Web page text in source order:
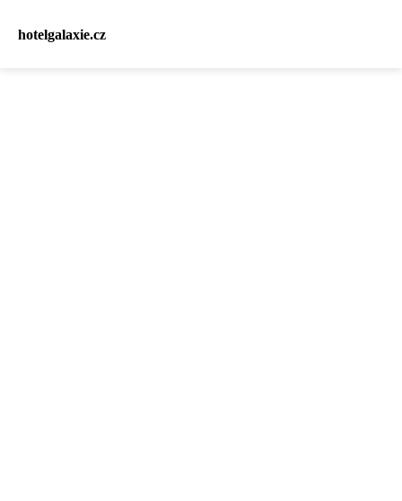
hotelgalaxie.cz